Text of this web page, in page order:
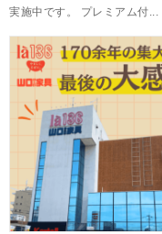
実施中です。 プレミアム付...